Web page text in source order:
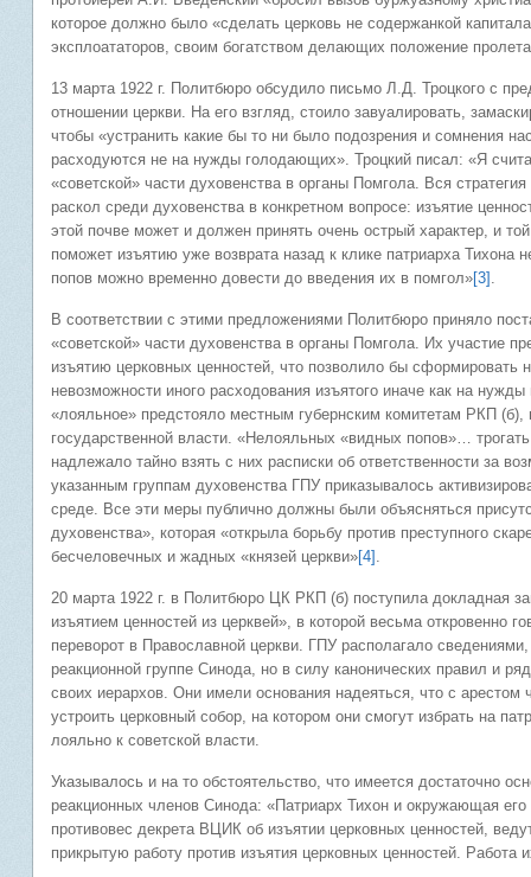
которое должно было «сделать церковь не содержанкой
эксплоататоров, своим богатством делающих положение
13 марта 1922 г. Политбюро обсудило письмо Л.Д. Троцкого с
отношении церкви. На его взгляд, стоило завуалировать,
чтобы «устранить какие бы то ни было подозрения и сомнения
расходуются не на нужды голодающих». Троцкий писал: «Я
«советской» части духовенства в органы Помгола. Вся
раскол среди духовенства в конкретном вопросе: изъятие
этой почве может и должен принять очень острый характер, и
поможет изъятию уже возврата назад к клике патриарха Тихона
попов можно временно довести до введения их в помгол»[3] .
В соответствии с этими предложениями Политбюро приняло
«советской» части духовенства в органы Помгола. Их участие
изъятию церковных ценностей, что позволило бы
невозможности иного расходования изъятого иначе как на
«лояльное» предстояло местным губернским комитетам РКП (б),
государственной власти. «Нелояльных «видных попов»…
надлежало тайно взять с них расписки об ответственности за
указанным группам духовенства ГПУ приказывалось
среде. Все эти меры публично должны были объясняться
духовенства», которая «открыла борьбу против преступного
бесчеловечных и жадных «князей церкви»[4] .
20 марта 1922 г. в Политбюро ЦК РКП (б) поступила докладная
изъятием ценностей из церквей», в которой весьма откровенно
переворот в Православной церкви. ГПУ располагало
реакционной группе Синода, но в силу канонических правил и
своих иерархов. Они имели основания надеяться, что с
устроить церковный собор, на котором они смогут избрать на
лояльно к советской власти.
Указывалось и на то обстоятельство, что имеется достаточно
реакционных членов Синода: «Патриарх Тихон и окружающая
противовес декрета ВЦИК об изъятии церковных ценностей,
прикрытую работу против изъятия церковных ценностей. Работа